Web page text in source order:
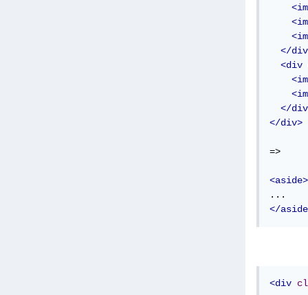
</
<div
</
</div>
=>
<aside>
</
<div